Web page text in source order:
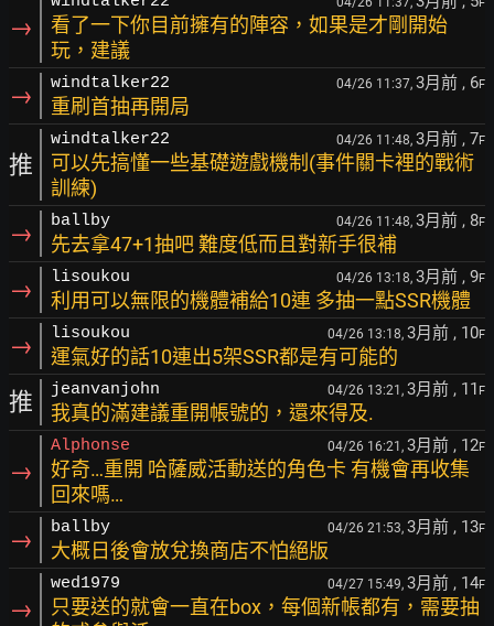
→
F
看了一下你目前擁有的陣容，如果是才剛開始
玩，建議
→ windtalker22 04/26 11:37, 3月前 , 6F
重刷首抽再開局
推
windtalker22 04/26 11:48, 3月前 , 7F
可以先搞懂一些基礎遊戲機制(事件關卡裡的戰術
訓練)
→ ballby 04/26 11:48, 3月前 , 8F
先去拿47+1抽吧 難度低而且對新手很補
→ lisoukou 04/26 13:18, 3月前 , 9F
利用可以無限的機體補給10連 多抽一點SSR機體
→ lisoukou 04/26 13:18, 3月前 , 10F
運氣好的話10連出5架SSR都是有可能的
推 jeanvanjohn 04/26 13:21, 3月前 , 11 F
我真的滿建議重開帳號的，還來得及.
→
Alphonse 04/26 16:21, 3月前 , 12F
好奇…重開 哈薩威活動送的角色卡 有機會再收集
回來嗎…
→ ballby 04/26 21:53, 3月前 , 13F
大概日後會放兌換商店不怕絕版
→
wed1979 04/27 15:49, 3月前 , 14F
只要送的就會一直在box，每個新帳都有，需要抽